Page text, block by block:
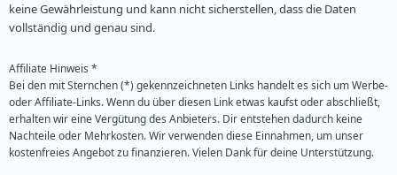
keine Gewährleistung und kann nicht sicherstellen, dass die Daten
vollständig und genau sind.
Affiliate Hinweis *
Bei den mit Sternchen (*) gekennzeichneten Links handelt es sich um Werbe-
oder Affiliate-Links. Wenn du über diesen Link etwas kaufst oder abschließt,
erhalten wir eine Vergütung des Anbieters. Dir entstehen dadurch keine
Nachteile oder Mehrkosten. Wir verwenden diese Einnahmen, um unser
kostenfreies Angebot zu finanzieren. Vielen Dank für deine Unterstützung.